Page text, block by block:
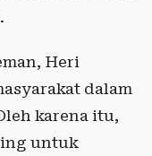
Heri
dalam
karena itu,
untuk